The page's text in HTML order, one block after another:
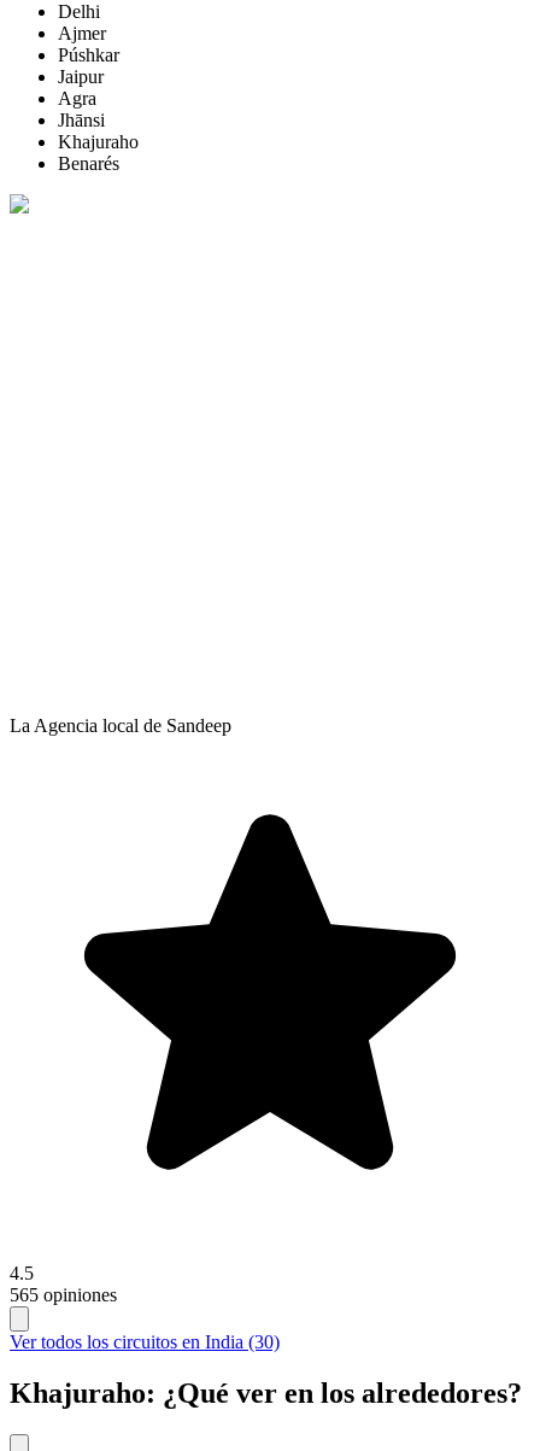
Delhi
Ajmer
Púshkar
Jaipur
Agra
Jhānsi
Khajuraho
Benarés
La Agencia local de Sandeep
4.5
565 opiniones
Ver todos los circuitos en India (30)
Khajuraho: ¿Qué ver en los alrededores?